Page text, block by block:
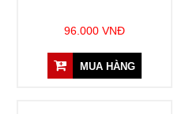
96.000 VNĐ
MUA HÀNG